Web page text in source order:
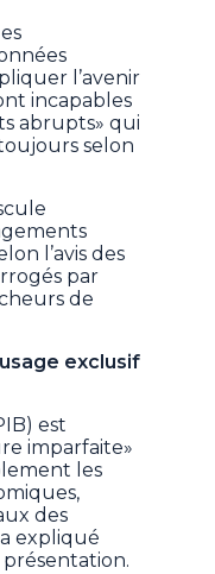
l’avenir
incapables
abrupts» qui
selon
l’avis des
par
de
exclusif
est
imparfaite»
les
des
expliqué
présentation.